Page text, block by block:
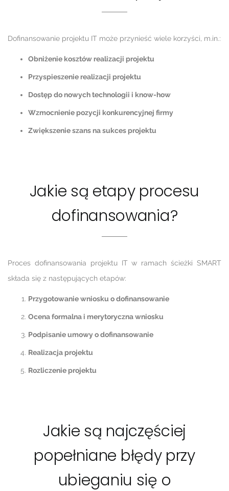
Dofinansowanie projektu IT może przynieść wiele korzyści, m.in.:
Obniżenie kosztów realizacji projektu
Przyspieszenie realizacji projektu
Dostęp do nowych technologii i know-how
Wzmocnienie pozycji konkurencyjnej firmy
Zwiększenie szans na sukces projektu
Jakie są etapy procesu
dofinansowania?
Proces dofinansowania projektu IT w ramach ścieżki SMART
składa się z następujących etapów:
Przygotowanie wniosku o dofinansowanie
Ocena formalna i merytoryczna wniosku
Podpisanie umowy o dofinansowanie
Realizacja projektu
Rozliczenie projektu
Jakie są najczęściej
popełniane błędy przy
ubieganiu się o